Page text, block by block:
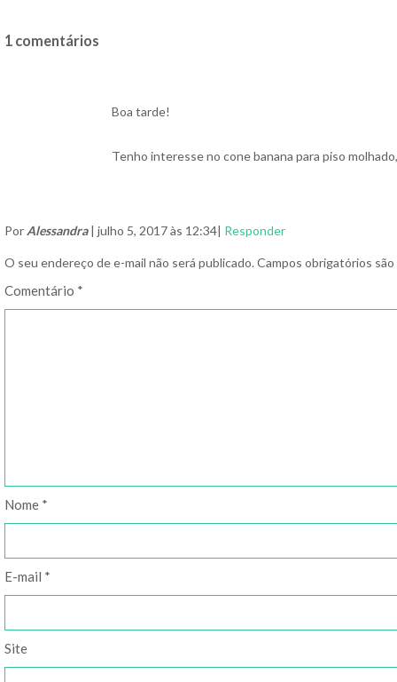
1 comentários
Boa tarde!
Tenho interesse no cone banana para piso
Por Alessandra| julho 5, 2017 às 12:34| Responder
O seu endereço de e-mail não será publicado. Campos obrigatórios
Comentário *
Nome *
E-mail *
Site